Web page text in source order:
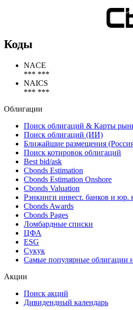
Коды
*** ***
*** ***
Облигации
Поиск облигаций & Карты
Поиск облигаций (ИИ)
Ближайшие размещения (Россия)
Поиск котировок облигаций
Best bid/ask
Cbonds Estimation
Cbonds Estimation Onshore
Cbonds Valuation
Рэнкинги инвест. банков и юр.
Cbonds Awards
Cbonds Pages
Ломбардные списки
ESG
Самые популярные облигации